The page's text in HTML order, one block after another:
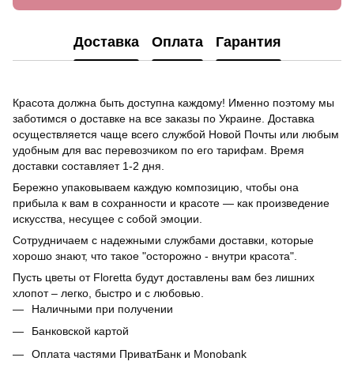
Доставка Оплата Гарантия
Красота должна быть доступна каждому! Именно поэтому мы
заботимся о доставке на все заказы по Украине. Доставка
осуществляется чаще всего службой Новой Почты или любым
удобным для вас перевозчиком по его тарифам. Время
доставки составляет 1-2 дня.
Бережно упаковываем каждую композицию, чтобы она
прибыла к вам в сохранности и красоте — как произведение
искусства, несущее с собой эмоции.
Сотрудничаем с надежными службами доставки, которые
хорошо знают, что такое "осторожно - внутри красота".
Пусть цветы от Floretta будут доставлены вам без лишних
хлопот – легко, быстро и с любовью.
Наличными при получении
Банковской картой
Оплата частями ПриватБанк и Monobank